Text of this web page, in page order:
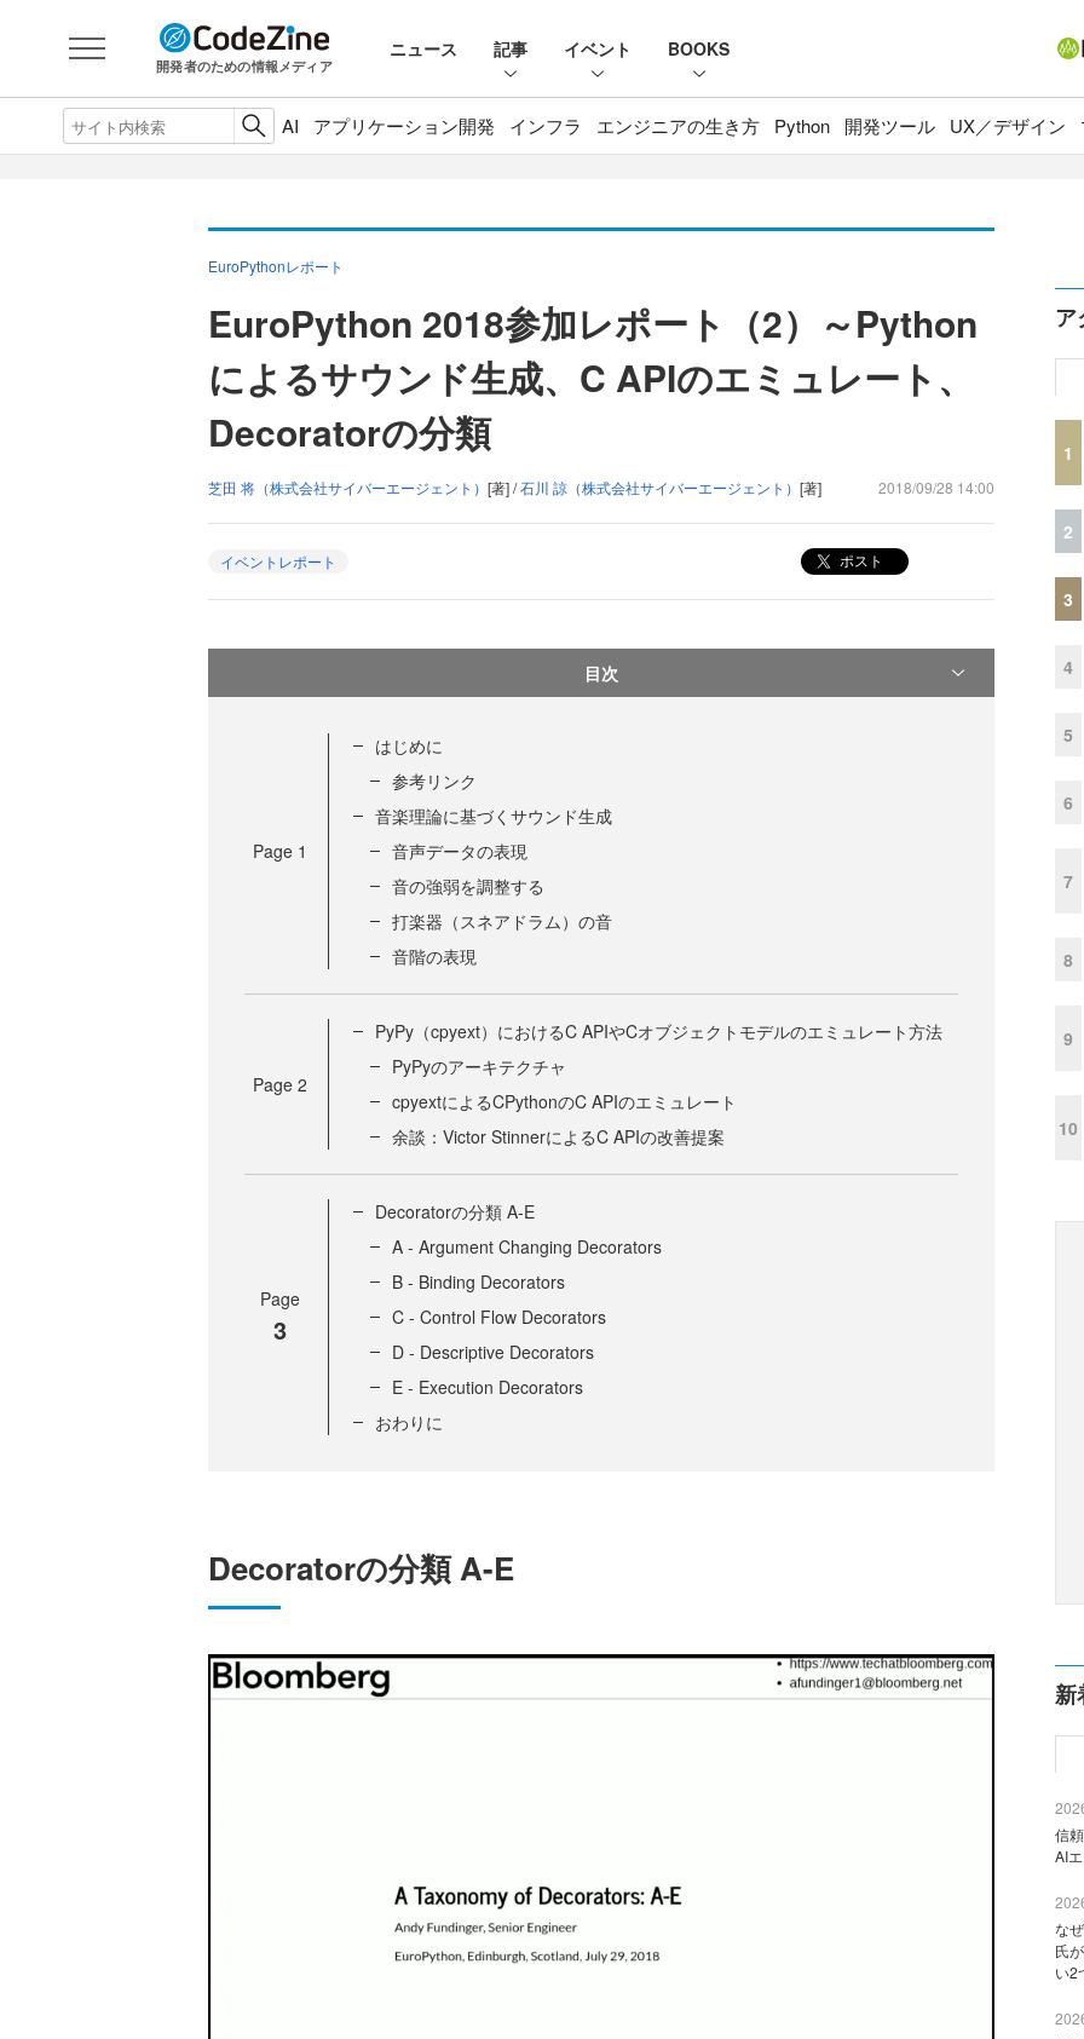
開発者のための情報メディア
ニュース 記事 イベント BOOKS
AI アプリケーション開発 インフラ エンジニアの生き方 Python 開発ツール UX／デザイン
EuroPythonレポート
EuroPython 2018参加レポート（2）～Python
によるサウンド生成、C APIのエミュレート、
Decoratorの分類
芝田 将（株式会社サイバーエージェント） [著] /石川 諒（株式会社サイバーエージェント） [著] 2018/09/28 14:00
イベントレポート ポスト
目次
Page 1
はじめに
参考リンク
音楽理論に基づくサウンド生成
音声データの表現
音の強弱を調整する
打楽器（スネアドラム）の音
音階の表現
Page 2
PyPy（cpyext）におけるC APIやCオブジェクトモデルのエミュレート方法
PyPyのアーキテクチャ
cpyextによるCPythonのC APIのエミュレート
余談：Victor StinnerによるC APIの改善提案
Page
3
Decoratorの分類 A-E
A - Argument Changing Decorators
B - Binding Decorators
C - Control Flow Decorators
D - Descriptive Decorators
E - Execution Decorators
おわりに
Decoratorの分類 A-E
ア
1
2
3
4
5
6
7
8
9
10
新
信
AI
な
氏
い2